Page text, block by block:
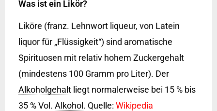
Was ist ein Likör?
Liköre (franz. Lehnwort liqueur, von Latein
liquor für „Flüssigkeit“) sind aromatische
Spirituosen mit relativ hohem Zuckergehalt
(mindestens 100 Gramm pro Liter). Der
Alkoholgehaltliegt normalerweise bei 15 % bis
35 % Vol. Alkohol. Quelle: Wikipedia